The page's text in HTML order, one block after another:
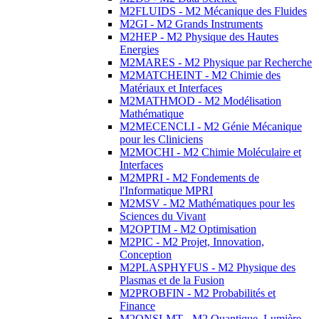
M2FLUIDS - M2 Mécanique des Fluides
M2GI - M2 Grands Instruments
M2HEP - M2 Physique des Hautes
Energies
M2MARES - M2 Physique par Recherche
M2MATCHEINT - M2 Chimie des
Matériaux et Interfaces
M2MATHMOD - M2 Modélisation
Mathématique
M2MECENCLI - M2 Génie Mécanique
pour les Cliniciens
M2MOCHI - M2 Chimie Moléculaire et
Interfaces
M2MPRI - M2 Fondements de
l'Informatique MPRI
M2MSV - M2 Mathématiques pour les
Sciences du Vivant
M2OPTIM - M2 Optimisation
M2PIC - M2 Projet, Innovation,
Conception
M2PLASPHYFUS - M2 Physique des
Plasmas et de la Fusion
M2PROBFIN - M2 Probabilités et
Finance